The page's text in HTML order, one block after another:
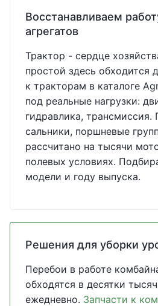
Восстанавливаем
агрегатов
Трактор - сердце
простой здесь обходится
к тракторам в каталоге
под реальные нагрузки:
гидравлика,
сальники, поршневые
рассчитано на тысячи
полевых условиях.
модели и году выпуска.
Решения для уборки
Перебои в работе
обходятся в десятки
ежедневно. Запчасти к